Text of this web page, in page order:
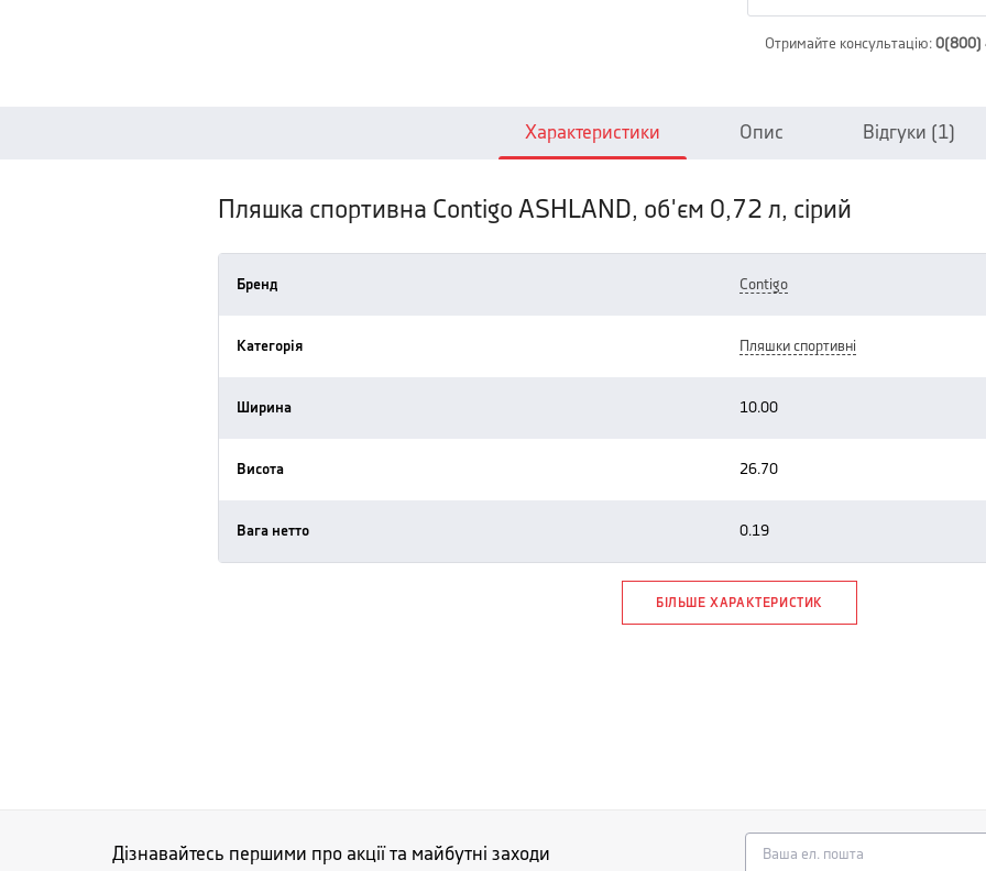
Отримайте консультацію: 0(800)
Характеристики Опис Відгуки (1)
Пляшка спортивна Contigo ASHLAND, об'єм 0,72 л, сірий
Бренд contigo
Категорія пляшки спортивні
Ширина 10.00
Висота 26.70
Вага нетто 0.19
БІЛЬШЕ ХАРАКТЕРИСТИК
Дізнавайтесь першими про акції та майбутні заходи